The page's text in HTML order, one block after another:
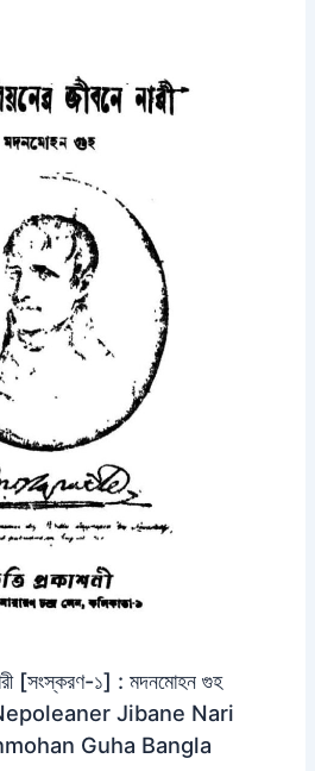
[সংস্করণ-১] : মদনমোহন গুহ
| Nepoleaner Jibane Nari
Guha Bangla